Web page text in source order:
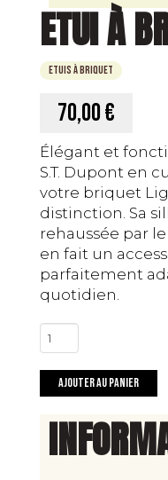
ETUI À
Etuis à briquet
70,00 €
Élégant et
S.T. Dupont en
votre briquet
distinction. Sa
rehaussée par
en fait un
parfaitement
quotidien.
quantité
de
Etui
à
Ligne
Ajouter au panier